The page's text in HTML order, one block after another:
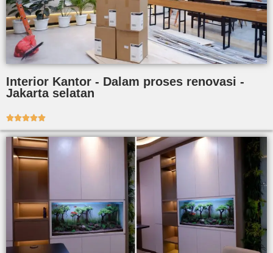
Interior Kantor - Dalam proses renovasi -
Jakarta selatan
